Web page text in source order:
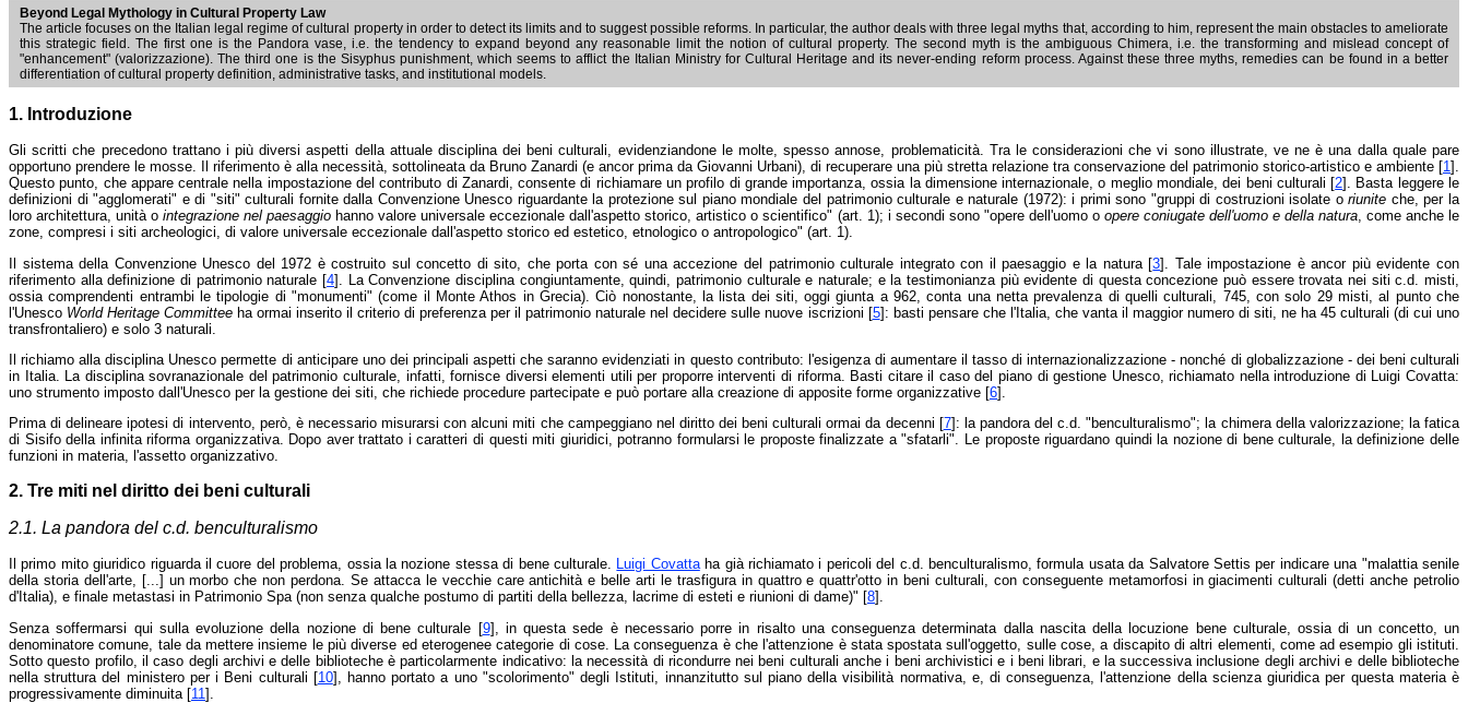
Beyond Legal Mythology in Cultural Property Law
The article focuses on the Italian legal regime of cultural property in order to detect its limits and to suggest possible reforms. In particular, the author deals with three legal myths that, according to him, represent the main obstacles to ameliorate
this strategic field. The first one is the Pandora vase, i.e. the tendency to expand beyond any reasonable limit the notion of cultural property. The second myth is the ambiguous Chimera, i.e. the transforming and mislead concept of
"enhancement" (valorizzazione). The third one is the Sisyphus punishment, which seems to afflict the Italian Ministry for Cultural Heritage and its never-ending reform process. Against these three myths, remedies can be found in a better
differentiation of cultural property definition, administrative tasks, and institutional models.
1. Introduzione
Gli scritti che precedono trattano i più diversi aspetti della attuale disciplina dei beni culturali, evidenziandone le molte, spesso annose, problematicità. Tra le considerazioni che vi sono illustrate, ve ne è una dalla quale pare
opportuno prendere le mosse. Il riferimento è alla necessità, sottolineata da Bruno Zanardi (e ancor prima da Giovanni Urbani), di recuperare una più stretta relazione tra conservazione del patrimonio storico-artistico e ambiente [1].
Questo punto, che appare centrale nella impostazione del contributo di Zanardi, consente di richiamare un profilo di grande importanza, ossia la dimensione internazionale, o meglio mondiale, dei beni culturali [2]. Basta leggere le
definizioni di "agglomerati" e di "siti" culturali fornite dalla Convenzione Unesco riguardante la protezione sul piano mondiale del patrimonio culturale e naturale (1972): i primi sono "gruppi di costruzioni isolate oriunite che, per la
loro architettura, unità ointegrazione nel paesaggio hanno valore universale eccezionale dall'aspetto storico, artistico o scientifico" (art. 1); i secondi sono "opere dell'uomo o opere coniugate dell'uomo e della natura, come anche le
zone, compresi i siti archeologici, di valore universale eccezionale dall'aspetto storico ed estetico, etnologico o antropologico" (art. 1).
Il sistema della Convenzione Unesco del 1972 è costruito sul concetto di sito, che porta con sé una accezione del patrimonio culturale integrato con il paesaggio e la natura [3]. Tale impostazione è ancor più evidente con
riferimento alla definizione di patrimonio naturale [4]. La Convenzione disciplina congiuntamente, quindi, patrimonio culturale e naturale; e la testimonianza più evidente di questa concezione può essere trovata nei siti c.d. misti,
ossia comprendenti entrambi le tipologie di "monumenti" (come il Monte Athos in Grecia). Ciò nonostante, la lista dei siti, oggi giunta a 962, conta una netta prevalenza di quelli culturali, 745, con solo 29 misti, al punto che
l'Unesco World Heritage Committee ha ormai inserito il criterio di preferenza per il patrimonio naturale nel decidere sulle nuove iscrizioni [5]: basti pensare che l'Italia, che vanta il maggior numero di siti, ne ha 45 culturali (di cui uno
transfrontaliero) e solo 3 naturali.
Il richiamo alla disciplina Unesco permette di anticipare uno dei principali aspetti che saranno evidenziati in questo contributo: l'esigenza di aumentare il tasso di internazionalizzazione - nonché di globalizzazione - dei beni culturali
in Italia. La disciplina sovranazionale del patrimonio culturale, infatti, fornisce diversi elementi utili per proporre interventi di riforma. Basti citare il caso del piano di gestione Unesco, richiamato nella introduzione di Luigi Covatta:
uno strumento imposto dall'Unesco per la gestione dei siti, che richiede procedure partecipate e può portare alla creazione di apposite forme organizzative [6].
Prima di delineare ipotesi di intervento, però, è necessario misurarsi con alcuni miti che campeggiano nel diritto dei beni culturali ormai da decenni [7]: la pandora del c.d. "benculturalismo"; la chimera della valorizzazione; la fatica
di Sisifo della infinita riforma organizzativa. Dopo aver trattato i caratteri di questi miti giuridici, potranno formularsi le proposte finalizzate a "sfatarli". Le proposte riguardano quindi la nozione di bene culturale, la definizione delle
funzioni in materia, l'assetto organizzativo.
2. Tre miti nel diritto dei beni culturali
2.1. La pandora del c.d. benculturalismo
Il primo mito giuridico riguarda il cuore del problema, ossia la nozione stessa di bene culturale. Luigi Covattaha già richiamato i pericoli del c.d. benculturalismo, formula usata da Salvatore Settis per indicare una "malattia senile
della storia dell'arte, [...] un morbo che non perdona. Se attacca le vecchie care antichità e belle arti le trasfigura in quattro e quattr'otto in beni culturali, con conseguente metamorfosi in giacimenti culturali (detti anche petrolio
d'Italia), e finale metastasi in Patrimonio Spa (non senza qualche postumo di partiti della bellezza, lacrime di esteti e riunioni di dame)" [8].
Senza soffermarsi qui sulla evoluzione della nozione di bene culturale [9], in questa sede è necessario porre in risalto una conseguenza determinata dalla nascita della locuzione bene culturale, ossia di un concetto, un
denominatore comune, tale da mettere insieme le più diverse ed eterogenee categorie di cose. La conseguenza è che l'attenzione è stata spostata sull'oggetto, sulle cose, a discapito di altri elementi, come ad esempio gli istituti.
Sotto questo profilo, il caso degli archivi e delle biblioteche è particolarmente indicativo: la necessità di ricondurre nei beni culturali anche i beni archivistici e i beni librari, e la successiva inclusione degli archivi e delle biblioteche
nella struttura del ministero per i Beni culturali [10], hanno portato a uno "scolorimento" degli Istituti, innanzitutto sul piano della visibilità normativa, e, di conseguenza, l'attenzione della scienza giuridica per questa materia è
progressivamente diminuita [11].